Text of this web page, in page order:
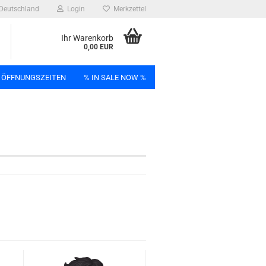
Deutschland Login Merkzettel
Ihr Warenkorb
0,00 EUR
% IN SALE NOW %